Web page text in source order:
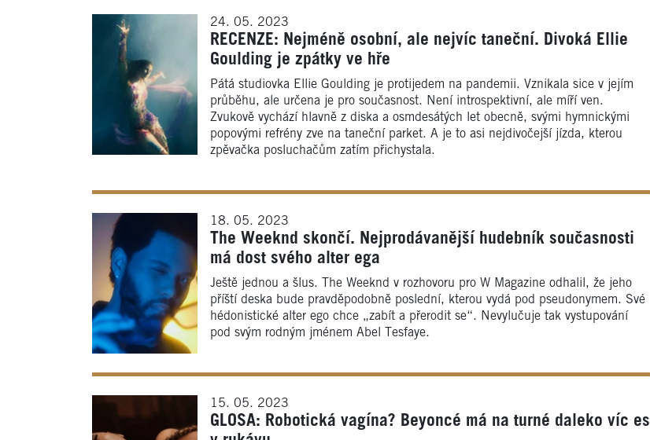
24. 05. 2023
RECENZE: Nejméně osobní, ale nejvíc taneční. Divoká Ellie
Goulding je zpátky ve hře
Pátá studiovka Ellie Goulding je protijedem na pandemii. Vznikala sice v jejím
průběhu, ale určena je pro současnost. Není introspektivní, ale míří ven.
Zvukově vychází hlavně z diska a osmdesátých let obecně, svými hymnickými
popovými refrény zve na taneční parket. A je to asi nejdivočejší jízda, kterou
zpěvačka posluchačům zatím přichystala.
18. 05. 2023
The Weeknd skončí. Nejprodávanější hudebník současnosti
má dost svého alter ega
Ještě jednou a šlus. The Weeknd v rozhovoru pro W Magazine odhalil, že jeho
příští deska bude pravděpodobně poslední, kterou vydá pod pseudonymem. Své
hédonistické alter ego chce „zabít a přerodit se“. Nevylučuje tak vystupování
pod svým rodným jménem Abel Tesfaye.
15. 05. 2023
GLOSA: Robotická vagína? Beyoncé má na turné daleko víc es